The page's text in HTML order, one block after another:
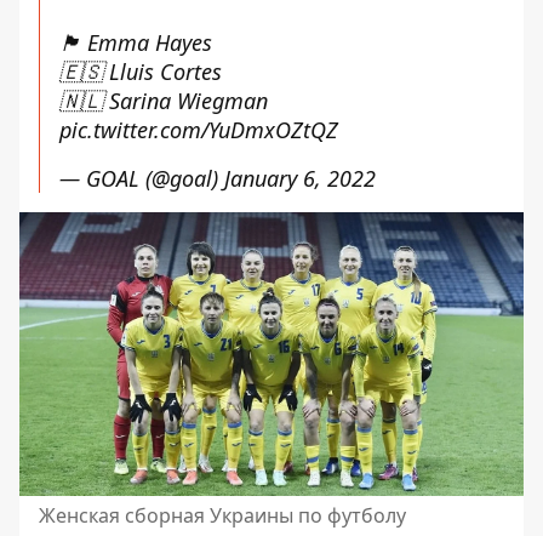
🏴󠁧󠁢󠁥󠁮󠁧󠁿 Emma Hayes
🇪🇸 Lluis Cortes
🇳🇱 Sarina Wiegman
pic.twitter.com/YuDmxOZtQZ
— GOAL (@goal) January 6, 2022
Женская сборная Украины по футболу